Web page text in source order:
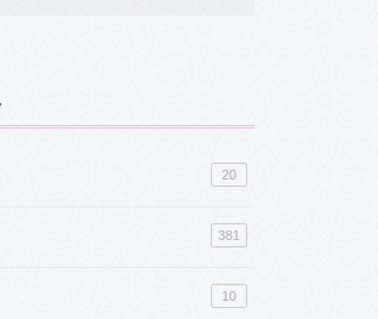
20
381
10